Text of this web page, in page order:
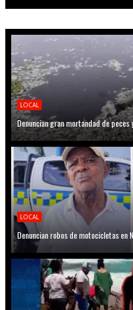
LOCAL
Denuncian gran mortandad de peces
LOCAL
Denuncian robos de motocicletas en